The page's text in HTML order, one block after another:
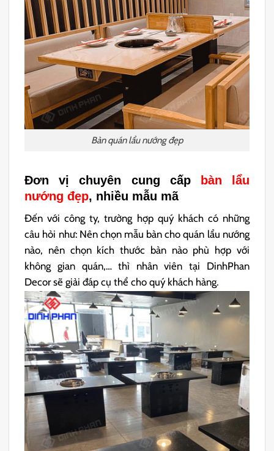
Bàn quán lẩu nướng đẹp
Đơn vị chuyên cung cấp
bàn lẩu
nướng đẹp, nhiều mẫu mã
Đến với công ty, trường hợp quý khách có những
câu hỏi như: Nên chọn mẫu bàn cho quán lẩu nướng
nào, nên chọn kích thước bàn nào phù hợp với
không gian quán,… thì nhân viên tại DinhPhan
Decor sẽ giải đáp cụ thể cho quý khách hàng.